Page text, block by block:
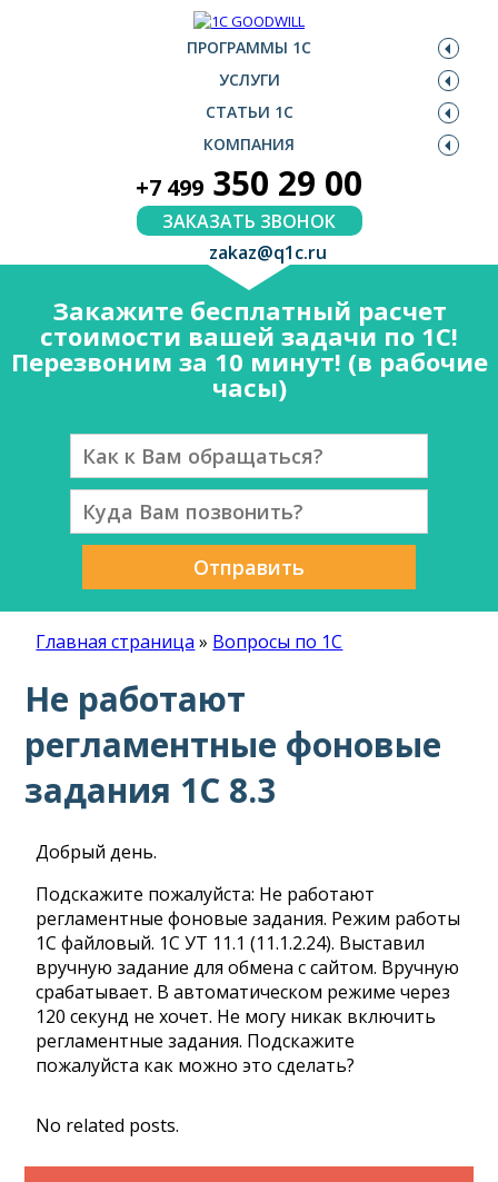
ПРОГРАММЫ 1С
УСЛУГИ
СТАТЬИ 1С
КОМПАНИЯ
+7 499 350 29 00
ЗАКАЗАТЬ ЗВОНОК
zakaz@q1c.ru
Закажите бесплатный расчет
стоимости вашей задачи по 1С!
Перезвоним за 10 минут! (в рабочие
часы)
Отправить
Главная страница » Вопросы по 1С
Не работают
регламентные фоновые
задания 1С 8.3
Добрый день.
Подскажите пожалуйста: Не работают
регламентные фоновые задания. Режим работы
1С файловый. 1С УТ 11.1 (11.1.2.24). Выставил
вручную задание для обмена с сайтом. Вручную
срабатывает. В автоматическом режиме через
120 секунд не хочет. Не могу никак включить
регламентные задания. Подскажите
пожалуйста как можно это сделать?
No related posts.